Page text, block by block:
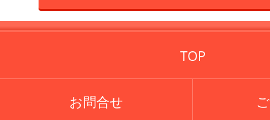
TOP
お問合せ